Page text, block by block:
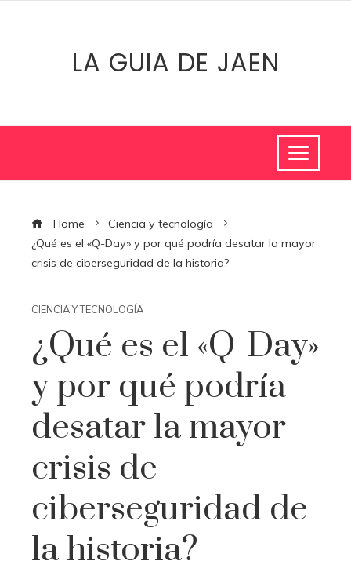
LA GUIA DE JAEN
Home
Ciencia y tecnología
¿Qué es el «Q-Day» y por qué podría desatar la mayor
crisis de ciberseguridad de la historia?
CIENCIA Y TECNOLOGÍA
¿Qué es el «Q-Day»
y por qué podría
desatar la mayor
crisis de
ciberseguridad de
la historia?